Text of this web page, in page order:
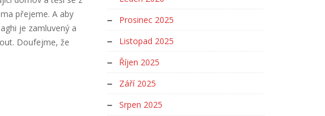
přejeme. A aby
je zamluvený a
Doufejme, že
Prosinec 2025
Listopad 2025
Říjen 2025
Září 2025
Srpen 2025